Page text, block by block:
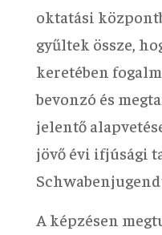
oktatási
gyűltek össze,
keretében
bevonzó és
jelentő
jövő évi ifjúsági
A képzésen